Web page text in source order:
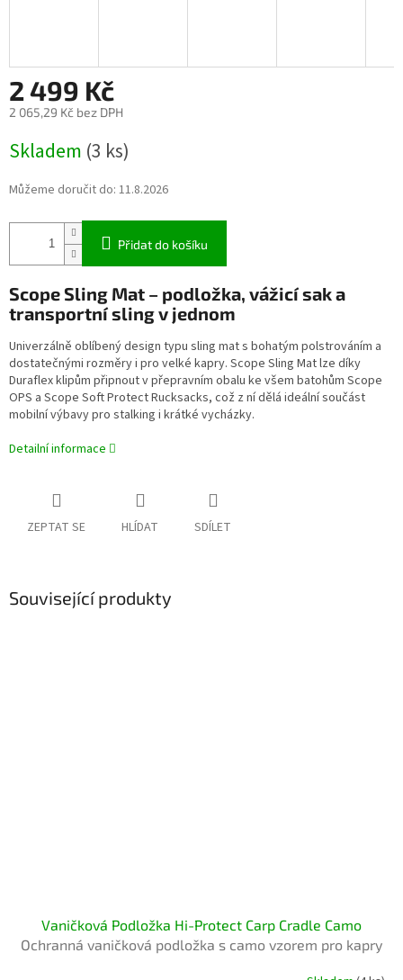
2 499 Kč
2 065,29 Kč bez DPH
cena:
Skladem (3 ks)
Můžeme doručit do: 11.8.2026
Přidat do košíku
Scope Sling Mat – podložka, vážicí sak a
transportní sling v jednom
Univerzálně oblíbený design typu sling mat s bohatým polstrováním a
dostatečnými rozměry i pro velké kapry. Scope Sling Mat lze díky
Duraflex klipům připnout v přepravním obalu ke všem batohům Scope
OPS a Scope Soft Protect Rucksacks, což z ní dělá ideální součást
mobilní výbavy pro stalking i krátké vycházky.
Detailní informace
ZEPTAT SE HLÍDAT SDÍLET
Související produkty
Vaničková Podložka Hi-Protect Carp Cradle Camo
Ochranná vaničková podložka s camo vzorem pro kapry